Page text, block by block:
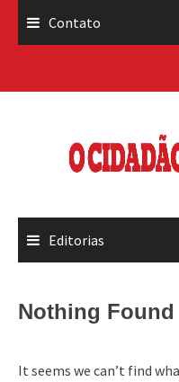
Contato
Editorias
Nothing Found
It seems we can’t find